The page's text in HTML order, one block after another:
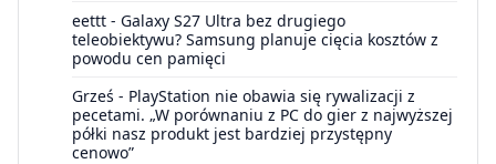
eettt - Galaxy S27 Ultra bez drugiego
teleobiektywu? Samsung planuje cięcia kosztów z
powodu cen pamięci
Grześ - PlayStation nie obawia się rywalizacji z
pecetami. „W porównaniu z PC do gier z najwyższej
półki nasz produkt jest bardziej przystępny
cenowo”